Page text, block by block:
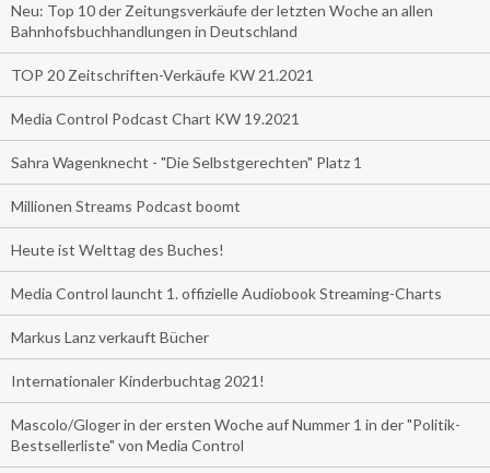
Neu: Top 10 der Zeitungsverkäufe der letzten Woche an allen
Bahnhofsbuchhandlungen in Deutschland
TOP 20 Zeitschriften-Verkäufe KW 21.2021
Media Control Podcast Chart KW 19.2021
Sahra Wagenknecht - "Die Selbstgerechten" Platz 1
Millionen Streams Podcast boomt
Heute ist Welttag des Buches!
Media Control launcht 1. offizielle Audiobook Streaming-Charts
Markus Lanz verkauft Bücher
Internationaler Kinderbuchtag 2021!
Mascolo/Gloger in der ersten Woche auf Nummer 1 in der "Politik-
Bestsellerliste" von Media Control